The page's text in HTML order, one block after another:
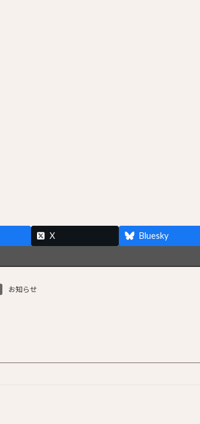
X Bluesky
お知らせ